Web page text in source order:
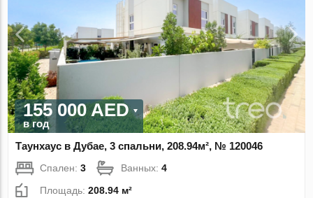
155 000 AED
в год
Таунхаус в Дубае, 3 спальни, 208.94м², № 120046
Спален:3 Ванных:4
Площадь:208.94 м²